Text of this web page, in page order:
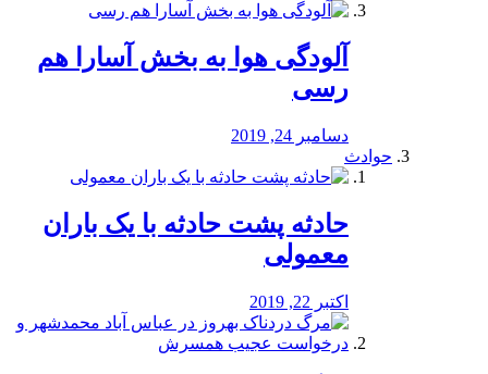
آلودگی هوا به بخش آسارا هم
رسی
دسامبر 24, 2019
حوادث
️حادثه پشت حادثه با یک باران
معمولی
اکتبر 22, 2019